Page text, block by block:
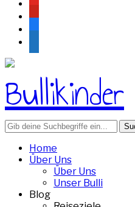
pinterest
facebook
Search
for:
Home
Über Uns
Über Uns
Unser Bulli
Blog